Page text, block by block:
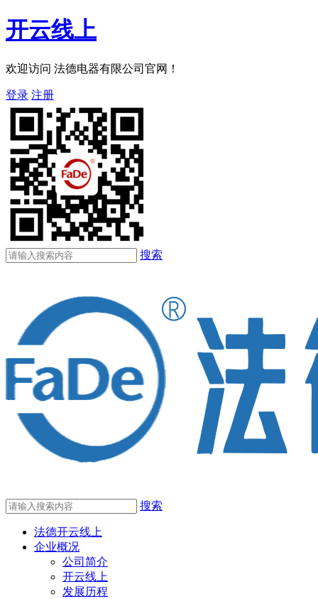
开云线上
欢迎访问 法德电器有限公司官网！
登录 注册
搜索
搜索
法德开云线上
企业概况
公司简介
开云线上
发展历程